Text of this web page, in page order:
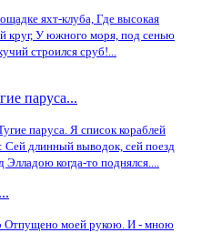
яхт-клуба, Где высокая
круг, У южного моря, под сенью
строился сруб!...
паруса...
паруса. Я список кораблей
Сей длинный выводок, сей поезд
когда-то поднялся....
Отпущено моей рукою. И - мною